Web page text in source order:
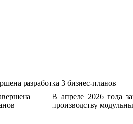
разработка 3 бизнес-планов
В апреле 2026 года
производству